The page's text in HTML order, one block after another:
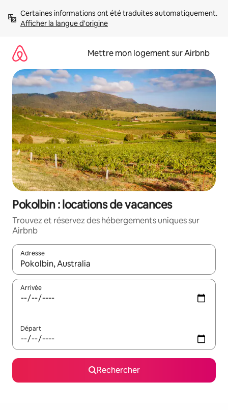
directement
Afficher la langue d'origine
Mettre mon logement sur Airbnb
Pokolbin : locations de vacances
Trouvez et réservez des hébergements uniques sur
Airbnb
Adresse
Lorsque les résultats s'affichent, utilisez les flèches vers le
Arrivée
Départ
Rechercher